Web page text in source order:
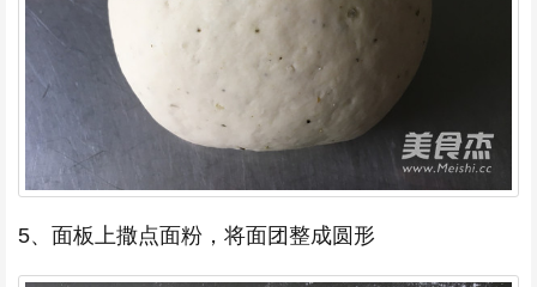
5、面板上撒点面粉，将面团整成圆形